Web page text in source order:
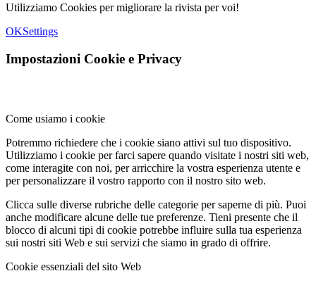
Utilizziamo Cookies per migliorare la rivista per voi!
OKSettings
Impostazioni Cookie e Privacy
Come usiamo i cookie
Potremmo richiedere che i cookie siano attivi sul tuo dispositivo.
Utilizziamo i cookie per farci sapere quando visitate i nostri siti web,
come interagite con noi, per arricchire la vostra esperienza utente e
per personalizzare il vostro rapporto con il nostro sito web.
Clicca sulle diverse rubriche delle categorie per saperne di più. Puoi
anche modificare alcune delle tue preferenze. Tieni presente che il
blocco di alcuni tipi di cookie potrebbe influire sulla tua esperienza
sui nostri siti Web e sui servizi che siamo in grado di offrire.
Cookie essenziali del sito Web